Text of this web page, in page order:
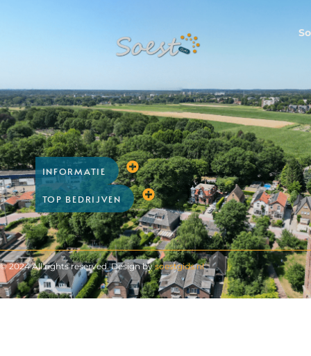
INFORMATIE
TOP BEDRIJVEN
© 2024 All rights reserved. Design bysoestgids.nl